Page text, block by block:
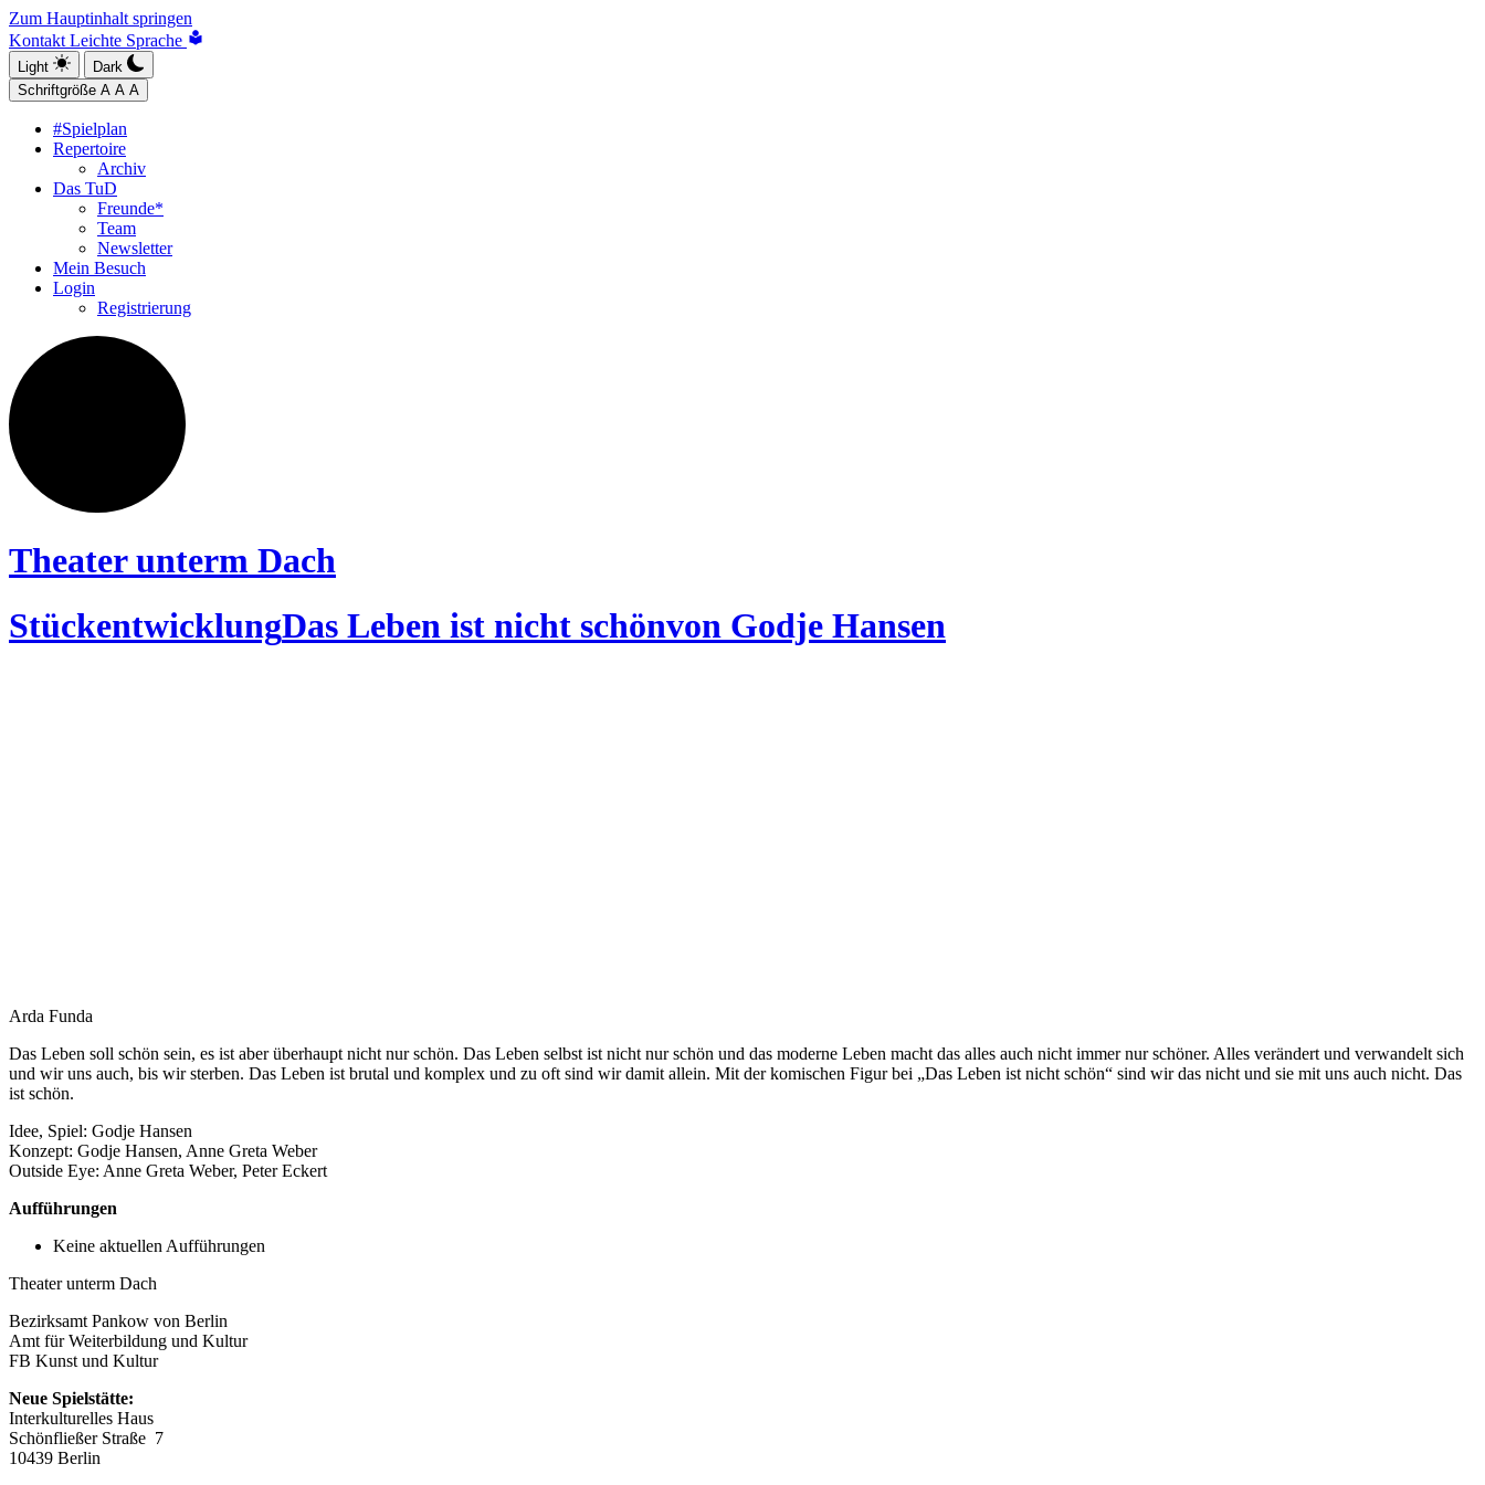
Zum Hauptinhalt springen
Kontakt Leichte Sprache
Light
Dark
Schriftgröße A A A
#Spielplan
Repertoire
Archiv
Das TuD
Freunde*
Team
Newsletter
Mein Besuch
Login
Registrierung
Theater unterm Dach
StückentwicklungDas Leben ist nicht schönvon Godje Hansen
Arda Funda
Das Leben soll schön sein, es ist aber überhaupt nicht nur schön. Das Leben selbst ist nicht nur schön und das moderne Leben macht das alles auch nicht immer nur schöner. Alles verändert und verwandelt sich
und wir uns auch, bis wir sterben. Das Leben ist brutal und komplex und zu oft sind wir damit allein. Mit der komischen Figur bei „Das Leben ist nicht schön“ sind wir das nicht und sie mit uns auch nicht. Das
ist schön.
Idee, Spiel: Godje Hansen
Konzept: Godje Hansen, Anne Greta Weber
Outside Eye: Anne Greta Weber, Peter Eckert
Aufführungen
Keine aktuellen Aufführungen
Theater unterm Dach
Bezirksamt Pankow von Berlin
Amt für Weiterbildung und Kultur
FB Kunst und Kultur
Neue Spielstätte:
Interkulturelles Haus
Schönfließer Straße 7
10439 Berlin